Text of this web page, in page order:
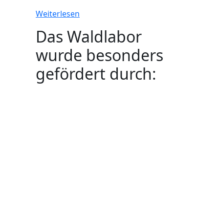
Weiterlesen
Das Waldlabor
wurde besonders
gefördert durch: